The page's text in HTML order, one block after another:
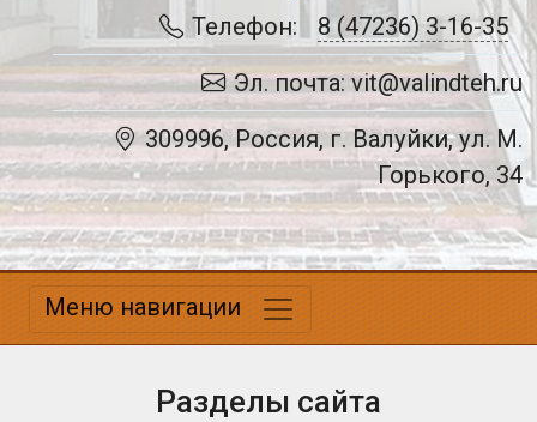
Телефон:
8 (47236) 3-16-35
Эл. почта: vit@valindteh.ru
309996, Россия, г. Валуйки, ул. М.
Горького, 34
Меню навигации
Разделы сайта